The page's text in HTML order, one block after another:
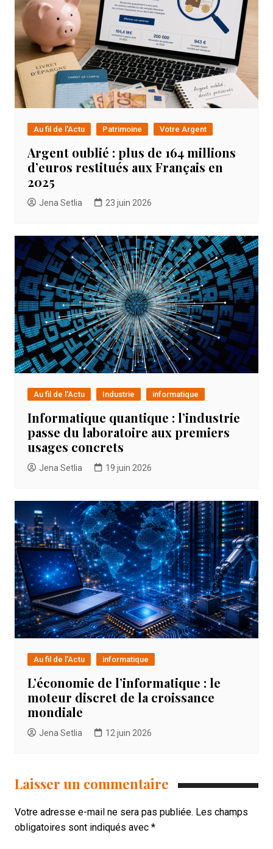
Au fil de l'Actu Patrimoine Votre Argent
Argent oublié : plus de 164 millions
d’euros restitués aux Français en
2025
Jena Setlia 23 juin 2026
Au fil de l'Actu Industrie informatique
Informatique quantique : l’industrie
passe du laboratoire aux premiers
usages concrets
Jena Setlia 19 juin 2026
Au fil de l'Actu informatique
L’économie de l’informatique : le
moteur discret de la croissance
mondiale
Jena Setlia 12 juin 2026
Laisser un commentaire
Votre adresse e-mail ne sera pas publiée. Les champs
obligatoires sont indiqués avec *